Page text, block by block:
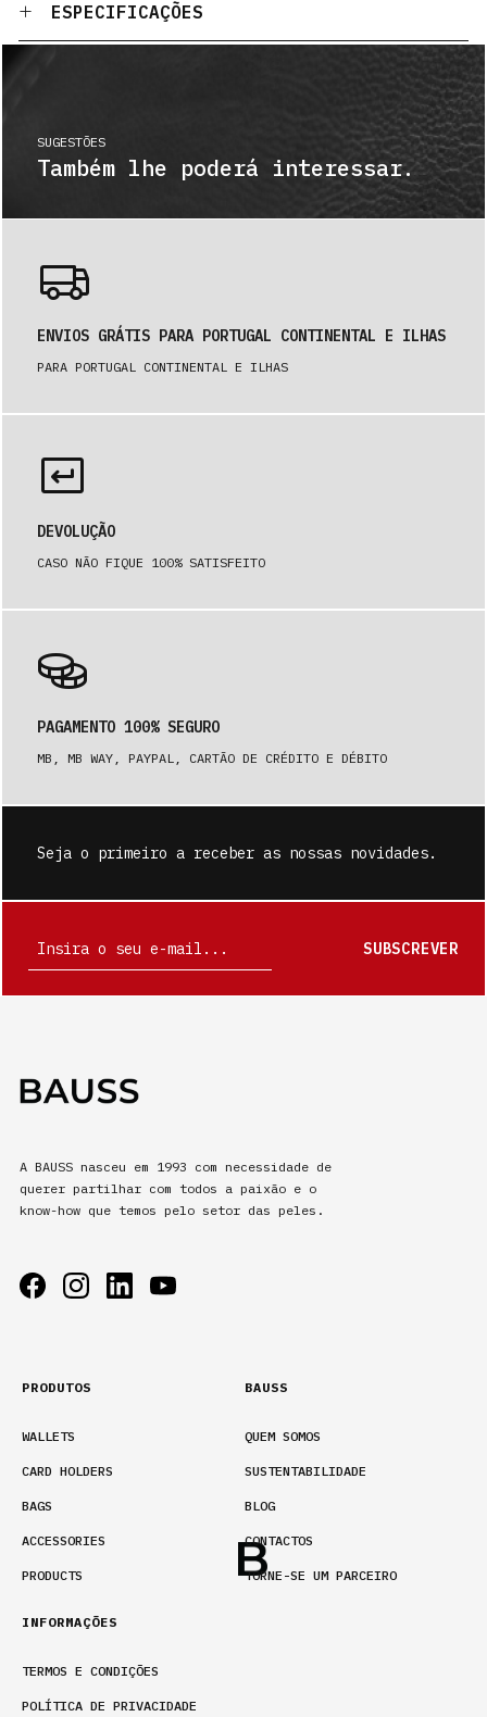
ESPECIFICAÇÕES
SUGESTÕES
Também lhe poderá interessar.
ENVIOS GRÁTIS PARA PORTUGAL CONTINENTAL E ILHAS
PARA PORTUGAL CONTINENTAL E ILHAS
DEVOLUÇÃO
CASO NÃO FIQUE 100% SATISFEITO
PAGAMENTO 100% SEGURO
MB, MB WAY, PAYPAL, CARTÃO DE CRÉDITO E DÉBITO
Seja o primeiro a receber as nossas novidades.
SUBSCREVER
A BAUSS nasceu em 1993 com necessidade de
querer partilhar com todos a paixão e o
know-how que temos pelo setor das peles.
PRODUTOS
WALLETS
CARD HOLDERS
BAGS
ACCESSORIES
PRODUCTS
BAUSS
QUEM SOMOS
SUSTENTABILIDADE
BLOG
CONTACTOS
TORNE-SE UM PARCEIRO
INFORMAÇÕES
TERMOS E CONDIÇÕES
POLÍTICA DE PRIVACIDADE